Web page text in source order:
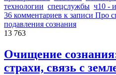
технологии спецслужбы ч10 -
36 комментариев к записи Про
подавления сознания
13 763
Очищение
страхи, связь с